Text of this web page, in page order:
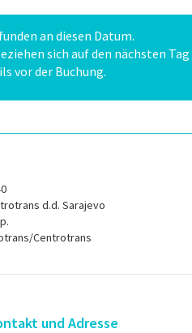
an diesen Datum.
sich auf den nächsten
vor der Buchung.
d.d. Sarajevo
Centrotrans
und Adresse